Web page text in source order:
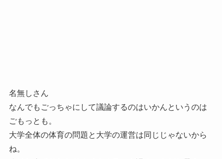
名無しさん
なんでもごっちゃにして議論するのはいかんというのは
ごもっとも。
大学全体の体育の問題と大学の運営は同じじゃないから
ね。